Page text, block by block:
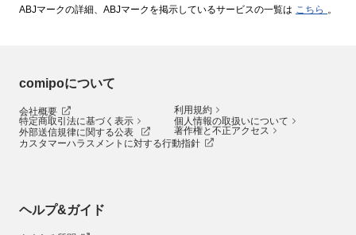
ABJマークの詳細、ABJマークを掲示しているサービスの一覧は こちら 。
comipoについて
会社概要
利用規約
特定商取引法に基づく表示
個人情報の取扱いについて
外部送信規律に関する公表
著作権と不正アクセス
カスタマーハラスメントに対する行動指針
ヘルプ&ガイド